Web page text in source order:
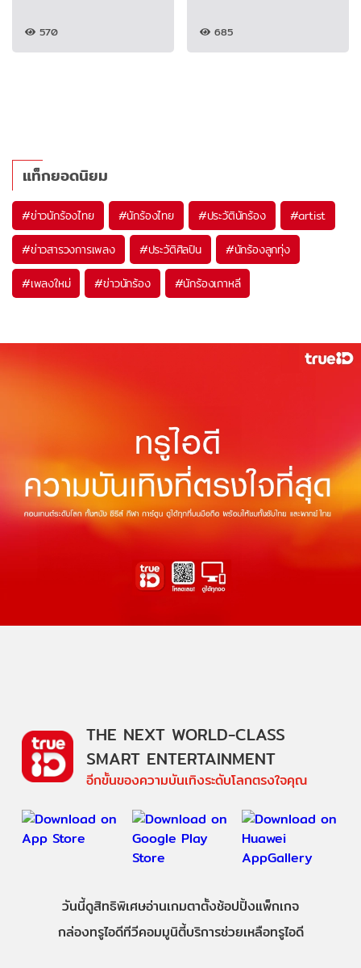
570 685
แท็กยอดนิยม
#ข่าวนักร้องไทย #นักร้องไทย #ประวัตินักร้อง #artist
#ข่าวสารวงการเพลง #ประวัติศิลปิน #นักร้องลูกทุ่ง
#เพลงใหม่ #ข่าวนักร้อง #นักร้องเกาหลี
THE NEXT WORLD-CLASS
SMART ENTERTAINMENT
อีกขั้นของความบันเทิงระดับโลกตรงใจคุณ
วันนี้ดูสิทธิพิเศษอ่านเกมตาตั้งช้อปปิ้งแพ็กเกจ
กล่องทรูไอดีทีวีคอมมูนิตี้บริการช่วยเหลือทรูไอดี